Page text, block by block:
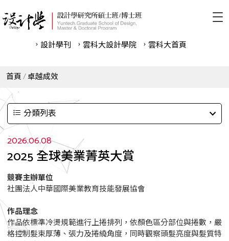
設計學刊 雲科⼤設計學院 雲科⼤首頁
首頁 卓越成效
分類列表
2026.06.08
2025 全球美業菁英大賞
競賽主辦單位
社團法人中華國際美業教育技能發展協會
作品理念
作品依標準冷燙規範進行上捲排列，依顏色區分部位與捲數，嚴
格控制髮束厚薄、張力及捲繞角度，同時觀察頭髮亮度與髮質特